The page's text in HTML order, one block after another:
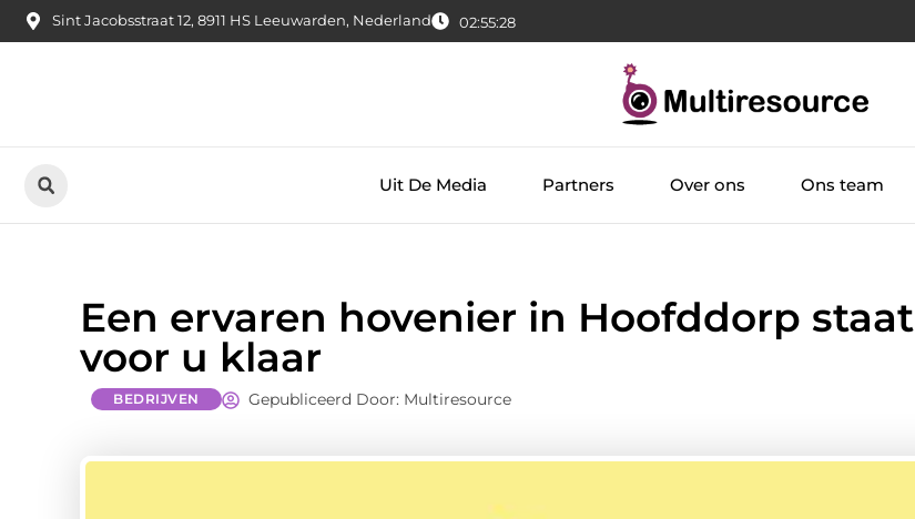
Sint Jacobsstraat 12, 8911 HS Leeuwarden, Nederland 02:55:29
Uit De Media Partners Over ons Ons team
Een ervaren hovenier in Hoofddorp staat
voor u klaar
BEDRIJVEN Gepubliceerd Door: Multiresource